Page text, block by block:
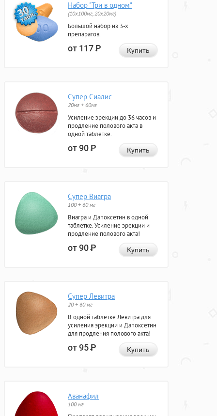
Набор "Три в одном"
(10x100мг, 20x20мг)
Большой набор из 3-х
препаратов.
от 117Р Купить
Супер Сиалис
20мг + 60мг
Усиление эрекции до 36 часов и
продление полового акта в
одной таблетке.
от 90Р Купить
Супер Виагра
100 + 60 мг
Виагра и Дапоксетин в одной
таблетке. Усиление эрекции и
продление полового акта!
от 90Р Купить
Супер Левитра
20 + 60 мг
В одной таблетке Левитра для
усиления эрекции и Дапоксетин
для продления полового акта!
от 95Р Купить
Аванафил
100 мг